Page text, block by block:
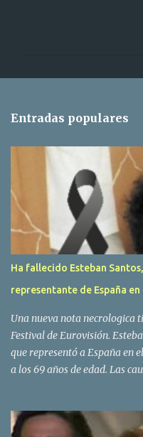
r
s
Entradas populares
Ha fallecido Esteban
representante de España en
Una nueva nota necrologica
Festival de Eurovisión.
que representó a España en
a los 69 años de edad. Las
traves de las redes sociales.